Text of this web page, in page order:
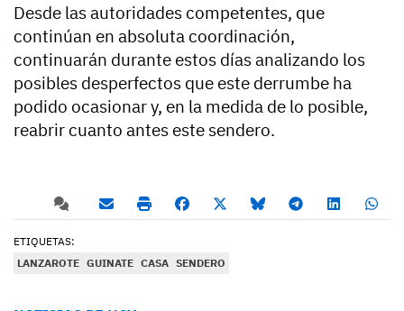
Desde las autoridades competentes, que
continúan en absoluta coordinación,
continuarán durante estos días analizando los
posibles desperfectos que este derrumbe ha
podido ocasionar y, en la medida de lo posible,
reabrir cuanto antes este sendero.
ETIQUETAS:
LANZAROTE GUINATE CASA SENDERO